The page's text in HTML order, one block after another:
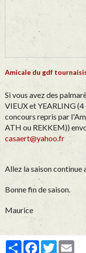
Amicale du gdf
Si vous avez des
VIEUX et YEARLING (4
concours repris par
ATH ou REKKEM))
casaert@yahoo.fr
Allez la saison continue
Bonne fin de saison.
Maurice
PartagerFacebook
Twitter